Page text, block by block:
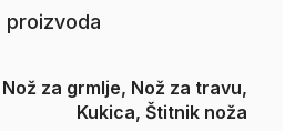
Nož za grmlje, Nož za travu,
Kukica, Štitnik noža